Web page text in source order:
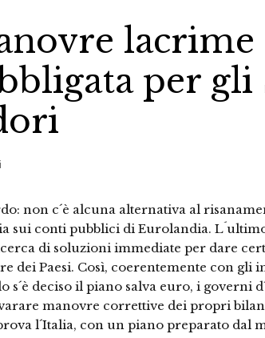
lacrime
per gli
non c´è alcuna alternativa al
sui conti pubblici di Eurolandia.
di soluzioni immediate per dare
dei Paesi. Così, coerentemente con gli
s´è deciso il piano salva euro, i governi
manovre correttive dei propri
l´Italia, con un piano preparato dal